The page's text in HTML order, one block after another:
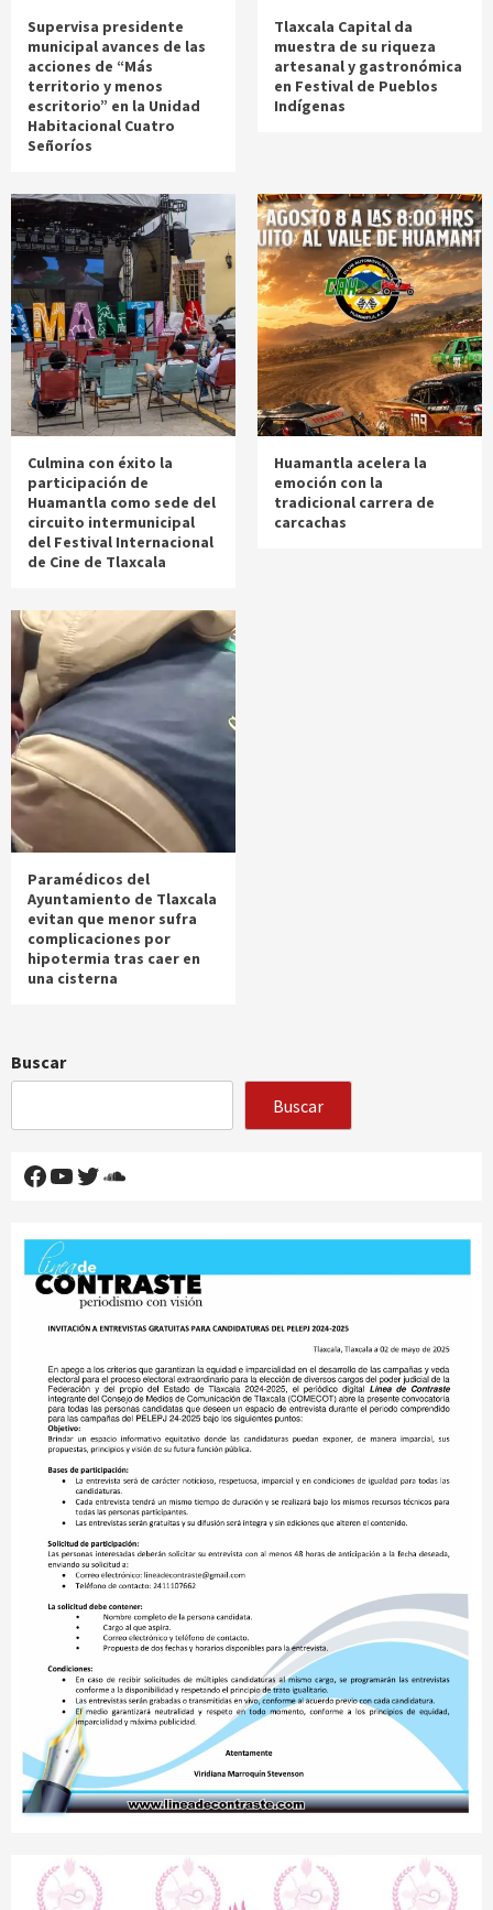
Supervisa presidente
municipal avances de las
acciones de “Más
territorio y menos
escritorio” en la Unidad
Habitacional Cuatro
Señoríos
Tlaxcala Capital da
muestra de su riqueza
artesanal y gastronómica
en Festival de Pueblos
Indígenas
Culmina con éxito la
participación de
Huamantla como sede del
circuito intermunicipal
del Festival Internacional
de Cine de Tlaxcala
Huamantla acelera la
emoción con la
tradicional carrera de
carcachas
Paramédicos del
Ayuntamiento de Tlaxcala
evitan que menor sufra
complicaciones por
hipotermia tras caer en
una cisterna
Buscar
Buscar
Facebook
YouTube
Twitter
SoundCloud